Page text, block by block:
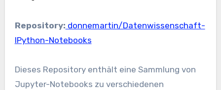
Repository: donnemartin/Datenwissenschaft-
IPython-Notebooks
Dieses Repository enthält eine Sammlung von
Jupyter-Notebooks zu verschiedenen